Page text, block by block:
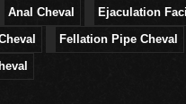
Anal Cheval
Ejaculation
Fellation Pipe Cheval